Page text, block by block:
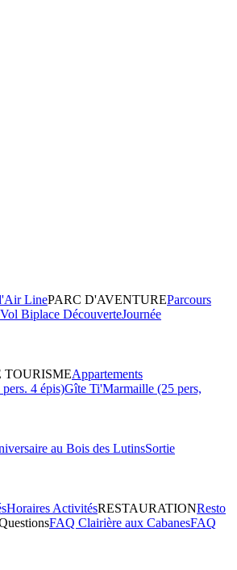
LinePARC D'AVENTUREParcours
Vol Biplace DécouverteJournée
TOURISMEAppartements
4 épis)Gîte Ti'Marmaille (25 pers,
au Bois des LutinsSortie
Horaires ActivitésRESTAURATIONResto
FAQ Clairière aux CabanesFAQ